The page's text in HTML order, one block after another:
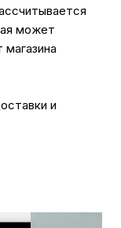
может
и